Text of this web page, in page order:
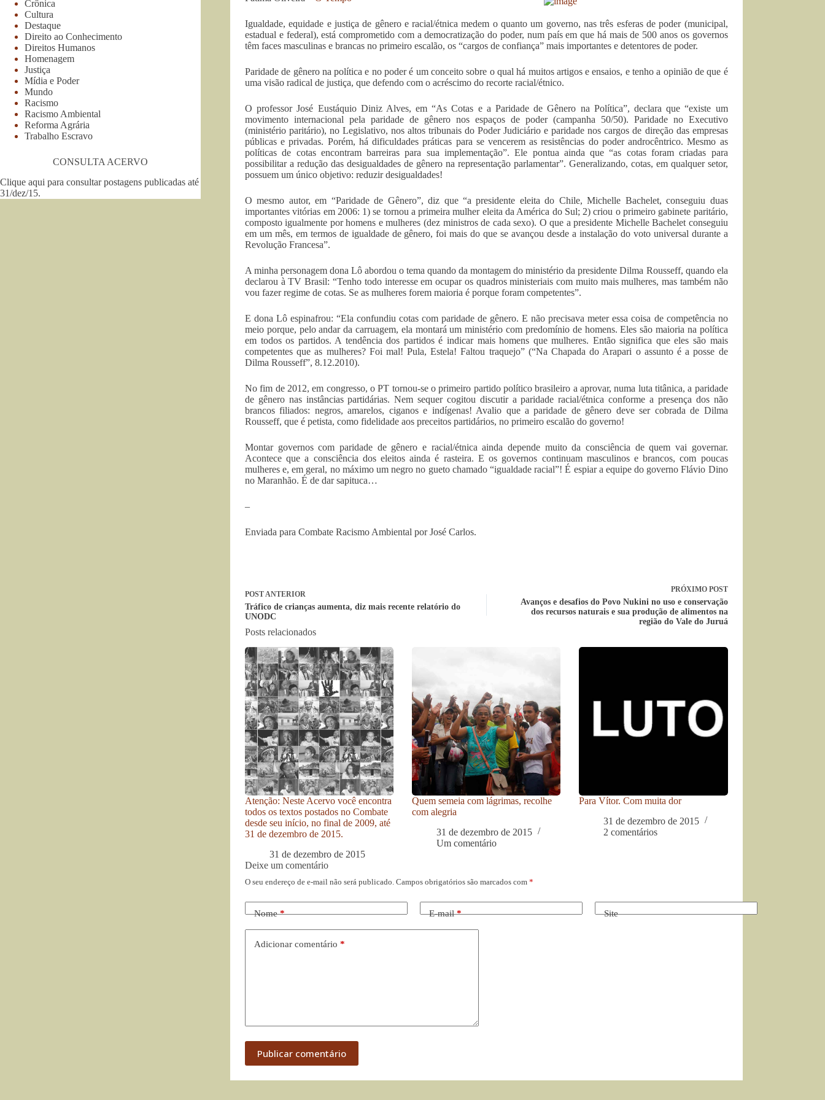
Igualdade, equidade e justiça de gênero e racial/étnica medem o quanto um governo, nas três esferas de poder (municipal,
estadual e federal), está comprometido com a democratização do poder, num país em que há mais de 500 anos os governos
têm faces masculinas e brancas no primeiro escalão, os “cargos de confiança” mais importantes e detentores de poder.
Paridade de gênero na política e no poder é um conceito sobre o qual há muitos artigos e ensaios, e tenho a opinião de que é
uma visão radical de justiça, que defendo com o acréscimo do recorte racial/étnico.
O professor José Eustáquio Diniz Alves, em “As Cotas e a Paridade de Gênero na Política”, declara que “existe um
movimento internacional pela paridade de gênero nos espaços de poder (campanha 50/50). Paridade no Executivo
(ministério paritário), no Legislativo, nos altos tribunais do Poder Judiciário e paridade nos cargos de direção das empresas
públicas e privadas. Porém, há dificuldades práticas para se vencerem as resistências do poder androcêntrico. Mesmo as
políticas de cotas encontram barreiras para sua implementação”. Ele pontua ainda que “as cotas foram criadas para
possibilitar a redução das desigualdades de gênero na representação parlamentar”. Generalizando, cotas, em qualquer setor,
possuem um único objetivo: reduzir desigualdades!
O mesmo autor, em “Paridade de Gênero”, diz que “a presidente eleita do Chile, Michelle Bachelet, conseguiu duas
importantes vitórias em 2006: 1) se tornou a primeira mulher eleita da América do Sul; 2) criou o primeiro gabinete paritário,
composto igualmente por homens e mulheres (dez ministros de cada sexo). O que a presidente Michelle Bachelet conseguiu
em um mês, em termos de igualdade de gênero, foi mais do que se avançou desde a instalação do voto universal durante a
Revolução Francesa”.
A minha personagem dona Lô abordou o tema quando da montagem do ministério da presidente Dilma Rousseff, quando ela
declarou à TV Brasil: “Tenho todo interesse em ocupar os quadros ministeriais com muito mais mulheres, mas também não
vou fazer regime de cotas. Se as mulheres forem maioria é porque foram competentes”.
E dona Lô espinafrou: “Ela confundiu cotas com paridade de gênero. E não precisava meter essa coisa de competência no
meio porque, pelo andar da carruagem, ela montará um ministério com predomínio de homens. Eles são maioria na política
em todos os partidos. A tendência dos partidos é indicar mais homens que mulheres. Então significa que eles são mais
competentes que as mulheres? Foi mal! Pula, Estela! Faltou traquejo” (“Na Chapada do Arapari o assunto é a posse de
Dilma Rousseff”, 8.12.2010).
No fim de 2012, em congresso, o PT tornou-se o primeiro partido político brasileiro a aprovar, numa luta titânica, a paridade
de gênero nas instâncias partidárias. Nem sequer cogitou discutir a paridade racial/étnica conforme a presença dos não
brancos filiados: negros, amarelos, ciganos e indígenas! Avalio que a paridade de gênero deve ser cobrada de Dilma
Rousseff, que é petista, como fidelidade aos preceitos partidários, no primeiro escalão do governo!
Montar governos com paridade de gênero e racial/étnica ainda depende muito da consciência de quem vai governar.
Acontece que a consciência dos eleitos ainda é rasteira. E os governos continuam masculinos e brancos, com poucas
mulheres e, em geral, no máximo um negro no gueto chamado “igualdade racial”! É espiar a equipe do governo Flávio Dino
no Maranhão. É de dar sapituca…
–
Enviada para Combate Racismo Ambiental por José Carlos.
POSTANTERIOR
Tráfico de crianças aumenta, diz mais recente relatório do
UNODC
PRÓXIMO POST
Avanços e desafios do Povo Nukini no uso e conservação
dos recursos naturais e sua produção de alimentos na
região do Vale do Juruá
Posts relacionados
Atenção: Neste Acervo você encontra
todos os textos postados no Combate
desde seu início, no final de 2009, até
31 de dezembro de 2015.
31 de dezembro de 2015
Quem semeia com lágrimas, recolhe
com alegria
31 de dezembro de 2015
Um comentário
Para Vítor. Com muita dor
31 de dezembro de 2015
2 comentários
Deixe um comentário
O seu endereço de e-mail não será publicado. Campos obrigatórios são marcados com *
Nome* E-mail* Site
Adicionar comentário *
Publicar comentário
Crônica
Cultura
Destaque
Direito ao Conhecimento
Direitos Humanos
Homenagem
Justiça
Mídia e Poder
Mundo
Racismo
Racismo Ambiental
Reforma Agrária
Trabalho Escravo
CONSULTA ACERVO
Clique aqui para consultar postagens publicadas até
31/dez/15.